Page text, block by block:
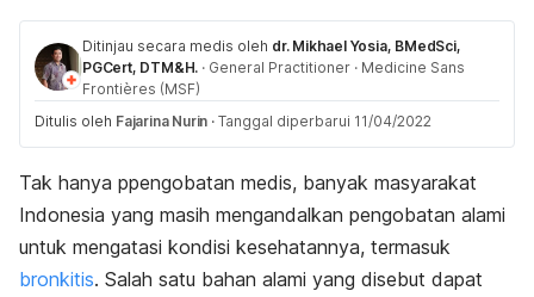
Ditinjau secara medis oleh dr. Mikhael Yosia, BMedSci,
PGCert, DTM&H. · General Practitioner · Medicine Sans
Frontières (MSF)
Ditulis oleh Fajarina Nurin · Tanggal diperbarui 11/04/2022
Tak hanya ppengobatan medis, banyak masyarakat
Indonesia yang masih mengandalkan pengobatan alami
untuk mengatasi kondisi kesehatannya, termasuk
bronkitis. Salah satu bahan alami yang disebut dapat